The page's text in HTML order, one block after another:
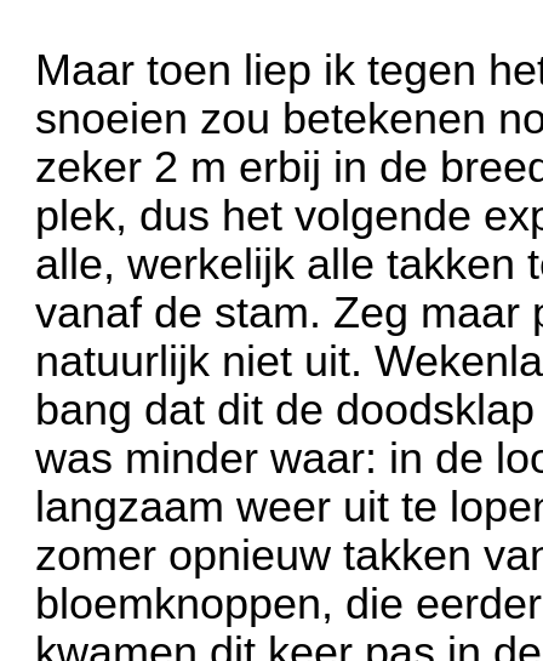
Maar toen liep ik tegen
snoeien zou betekenen
zeker 2 m erbij in de
plek, dus het volgende
alle, werkelijk alle takken
vanaf de stam. Zeg maar
natuurlijk niet uit.
bang dat dit de
was minder waar: in de
langzaam weer uit te
zomer opnieuw takken
bloemknoppen, die